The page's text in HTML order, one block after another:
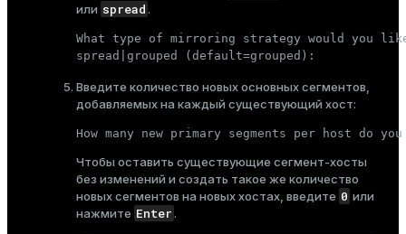
или spread.
What type of mirroring strategy would you
spread|grouped (default=grouped):
Введите количество новых основных сегментов,
добавляемых на каждый существующий хост:
How many new primary segments per host do
Чтобы оставить существующие сегмент-хосты
без изменений и создать такое же количество
новых сегментов на новых хостах, введите 0 или
нажмите Enter.